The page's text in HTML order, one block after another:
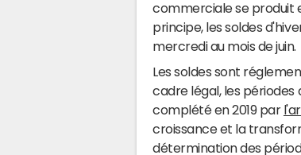
commerciale se produit
principe, les soldes
mercredi au mois de juin.
Les soldes sont
cadre légal, les périodes
complété en 2019 par
croissance et la
détermination des